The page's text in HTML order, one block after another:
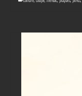
coiffure, coupe, Iffendic, pâques, ponts,